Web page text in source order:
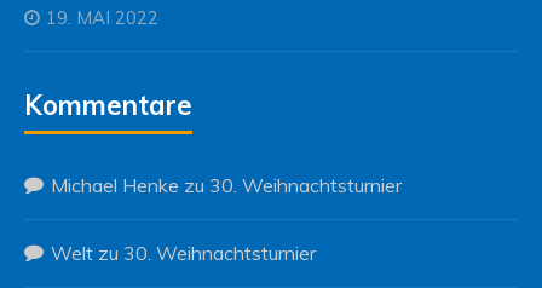
19. MAI 2022
Kommentare
Michael Henke zu 30. Weihnachtsturnier
Welt zu 30. Weihnachtsturnier